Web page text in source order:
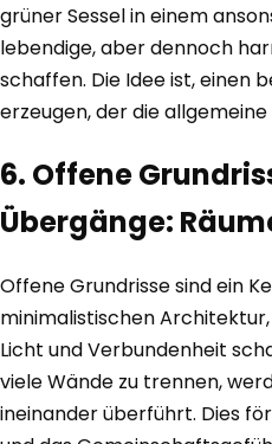
grüner Sessel in einem
lebendige, aber dennoch
schaffen. Die Idee ist, einen
erzeugen, der die
6. Offene
Übergänge:
Offene Grundrisse sind ein
minimalistischen
Licht und Verbundenheit
viele Wände zu trennen,
ineinander überführt. Dies